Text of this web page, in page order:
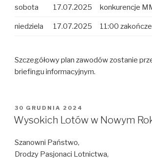
sobota 17.07.2025 konkurencje
niedziela 17.07.2025 11:00
Szczegółowy plan zawodów zostanie
briefingu informacyjnym.
OPUBLIKOWANE
W
30 GRUDNIA 2024
Wysokich Lotów w Nowym
Szanowni Państwo,
Drodzy Pasjonaci Lotnictwa,